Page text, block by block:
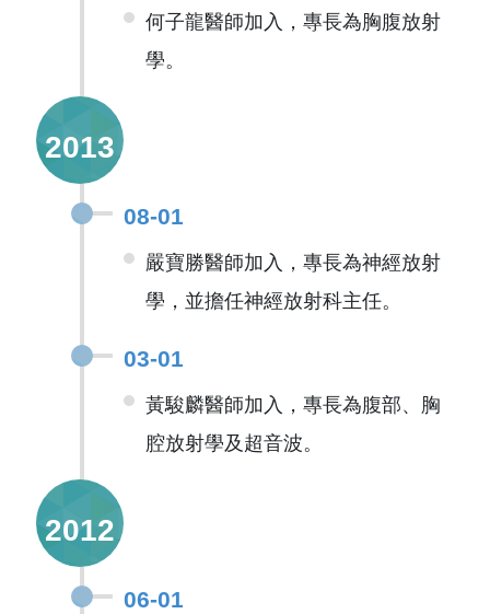
何子龍醫師加入，專長為胸腹放射
學。
2013
08-01
嚴寶勝醫師加入，專長為神經放射
學，並擔任神經放射科主任。
03-01
黃駿麟醫師加入，專長為腹部、胸
腔放射學及超音波。
2012
06-01